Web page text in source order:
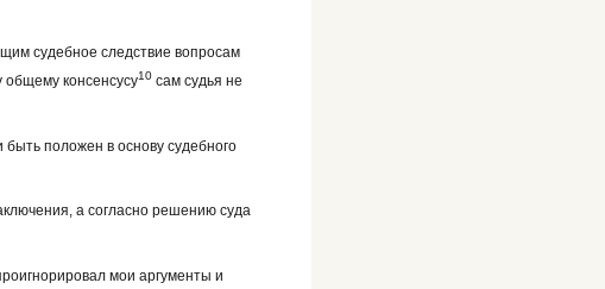
судебное следствие вопросам
общему консенсусу10 сам судья не
положен в основу судебного
а согласно решению суда
мои аргументы и